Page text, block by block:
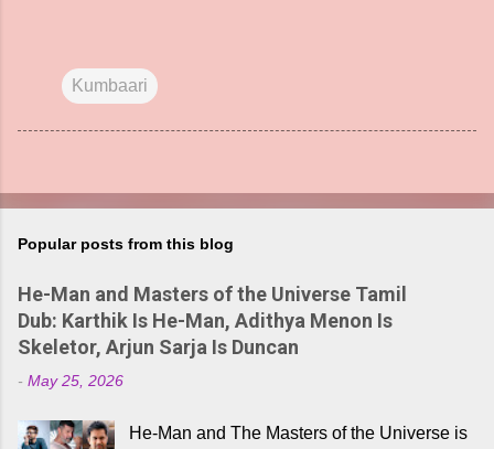
Kumbaari
Popular posts from this blog
He-Man and Masters of the Universe Tamil
Dub: Karthik Is He-Man, Adithya Menon Is
Skeletor, Arjun Sarja Is Duncan
- May 25, 2026
He-Man and The Masters of the Universe is